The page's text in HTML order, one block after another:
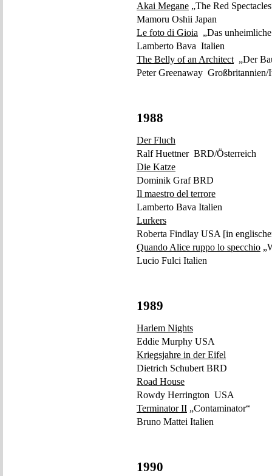
Akai Megane „The Red
Mamoru Oshii Japan
Le foto di Gioia „Das
Lamberto Bava Italien
The Belly of an Architect „Der
Peter Greenaway Großbritannien/
1988
Der Fluch
Ralf Huettner BRD/Österreich
Die Katze
Dominik Graf BRD
Il maestro del terrore
Lamberto Bava Italien
Lurkers
Roberta Findlay USA [in
Quando Alice ruppo lo specchio
Lucio Fulci Italien
1989
Harlem Nights
Eddie Murphy USA
Kriegsjahre in der Eifel
Dietrich Schubert BRD
Road House
Rowdy Herrington USA
Terminator II „Contaminator“
Bruno Mattei Italien
1990